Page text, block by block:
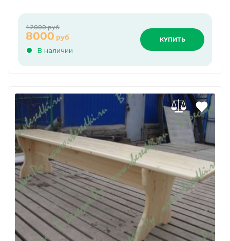
В наличии
8000 руб
12000 руб
КУПИТЬ